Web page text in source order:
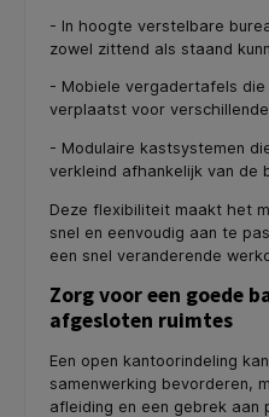
- In hoogte verstelbare
zowel zittend als staand
- Mobiele vergadertafels die
verplaatst voor
- Modulaire kastsystemen
verkleind afhankelijk van de
Deze flexibiliteit maakt het
snel en eenvoudig aan te
een snel veranderende
Zorg voor een goede
afgesloten ruimtes
Een open kantoorindeling
samenwerking bevorderen,
afleiding en een gebrek aan